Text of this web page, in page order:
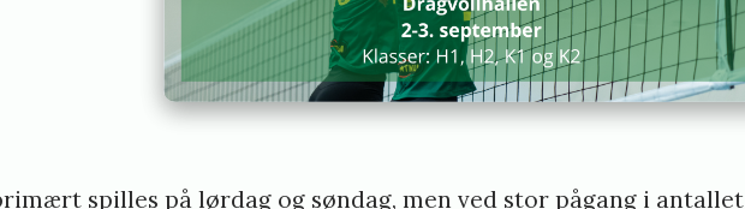
k
a
l
n
spilles på lørdag og søndag, men ved stor pågang i antallet